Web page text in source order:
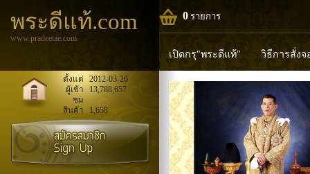
พระดีแท้.com
www.pradeetae.com
0 รายการ
เปิดกรุ"พระดีแท้" วิธีการสั่งจ
หลวงพ่อทวด หลวงปู่ทิม
พระพุทธวิริยากร
ตั้งแต่
2012-03-26
ผู้เข้า
ชม
13,788,657
สินค้า 1,658